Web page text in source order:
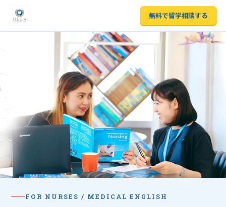
無料で留学相談する
FOR NURSES / MEDICAL ENGLISH